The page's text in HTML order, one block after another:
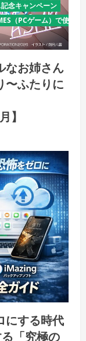
念キャンペーン
（PCゲーム）で使え
なお姉さん
〜ふたりに
】
にする時代
る「究極の